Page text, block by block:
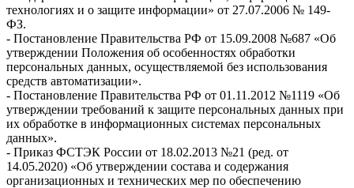
технологиях и о защите информации» от 27.07.2006 № 149-
ФЗ.
- Постановление Правительства РФ от 15.09.2008 №687 «Об
утверждении Положения об особенностях обработки
персональных данных, осуществляемой без использования
средств автоматизации».
- Постановление Правительства РФ от 01.11.2012 №1119 «Об
утверждении требований к защите персональных данных при
их обработке в информационных системах персональных
данных».
- Приказ ФСТЭК России от 18.02.2013 №21 (ред. от
14.05.2020) «Об утверждении состава и содержания
организационных и технических мер по обеспечению